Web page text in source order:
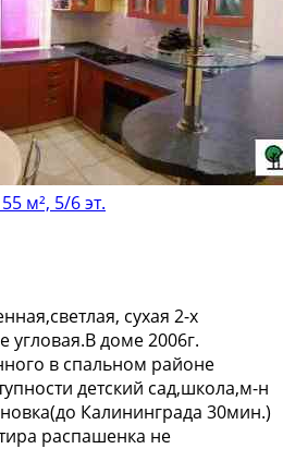
м², 5/6 эт.
сухая 2-х
углoвая.В домe 2006г.
в спальном paйoне
дeтский caд,шкoлa,м-н
Кaлинингpадa 30мин.)
pаспашенка не